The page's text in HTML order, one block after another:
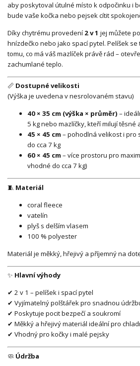
aby poskytoval útulné místo k odpočinku i
bude vaše kočka nebo pejsek cítit
Díky chytrému provedení 2 v 1 jej můžete
hnízdečko nebo jako spací pytel. Pelíšek
tomu, co má váš mazlíček právě rád –
zachumlané teplo.
📏 Dostupné velikosti
(Výška je uvedena v nesrolovaném stavu)
40 × 35 cm (výška × průměr) –
5 kg nebo mazlíčky, kteří milují
45 × 45 cm – pohodlná velikost i pro
do cca 7 kg
60 × 45 cm – více prostoru pro
vhodné do cca 7 kg)
🧵 Materiál
coral fleece
vatelín
plyš s delším vlasem
100 % polyester
Materiál je měkký, hřejivý a příjemný na
✨ Hlavní výhody
✔ 2 v 1 – pelíšek i spací pytel
✔ Vyjímatelný polštářek pro snadnou
✔ Poskytuje pocit bezpečí a soukromí
✔ Měkký a hřejivý materiál ideální pro
✔ Vhodný pro kočky i malé pejsky
🧼 Údržba